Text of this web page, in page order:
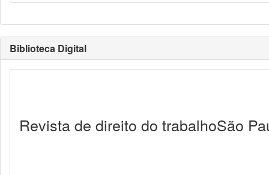
Biblioteca Digital
Revista de direito do trabalhoSão